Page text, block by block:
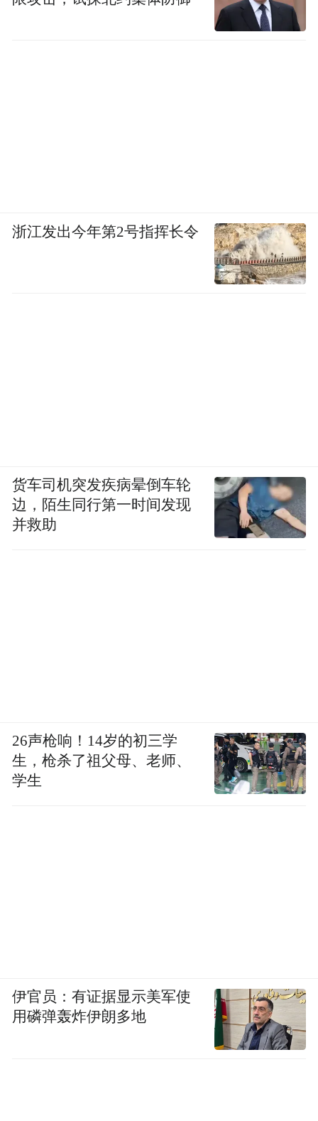
浙江发出今年第2号指挥长令
货车司机突发疾病晕倒车轮
边，陌生同行第一时间发现
并救助
26声枪响！14岁的初三学
生，枪杀了祖父母、老师、
学生
伊官员：有证据显示美军使
用磷弹轰炸伊朗多地